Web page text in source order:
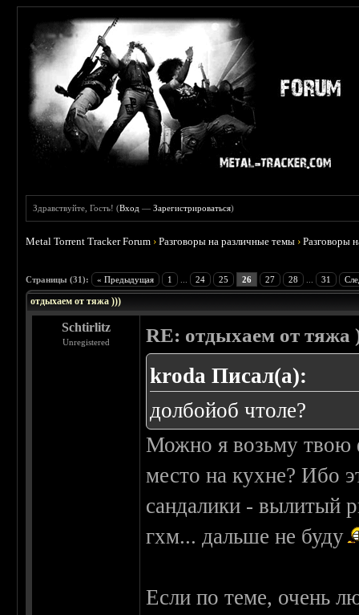
Здравствуйте, Гость! (Вход —Зарегистрироваться)
Metal Torrent Tracker Forum ›Разговоры на различные темы ›Разговоры
Страницы (31): « Предыдущая 1 24 25 26 27 28 31
отдыхаем от тяжа )))
Schtirlitz
Unregistered RE: отдыхаем от тяжа
kroda Писал(а):
долбойоб чтоле?
Можно я возьму твою
место на кухне? Ибо
сандалики - вылитый
гхм... дальше не буду
Если по теме, очень